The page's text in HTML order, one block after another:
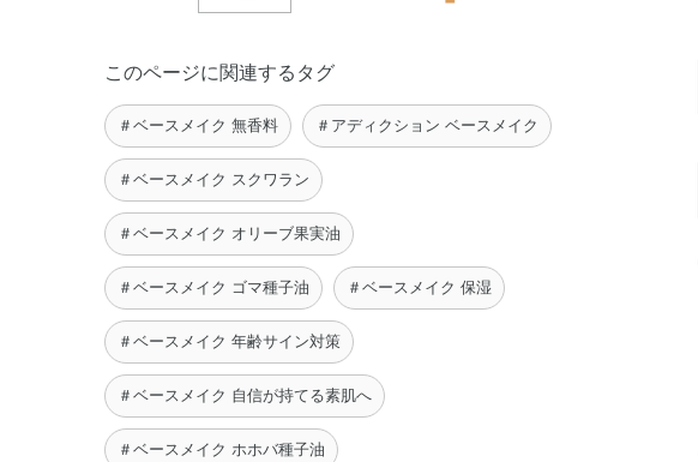
このページに関連するタグ
＃ベースメイク 無香料 ＃アディクション ベースメイク
＃ベースメイク スクワラン
＃ベースメイク オリーブ果実油
＃ベースメイク ゴマ種子油 ＃ベースメイク 保湿
＃ベースメイク 年齢サイン対策
＃ベースメイク 自信が持てる素肌へ
＃ベースメイク ホホバ種子油